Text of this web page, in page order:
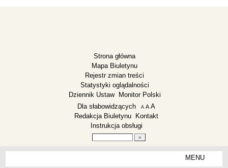
Strona główna
Mapa Biuletynu
Rejestr zmian treści
Statystyki oglądalności
Dziennik Ustaw
Monitor Polski
Menu dodatkowe
Dla słabowidzących A pomniejsz czcionkę
A standardowy rozmiar czcionki
A
Redakcja Biuletynu
Kontakt
Instrukcja obsługi
MENU